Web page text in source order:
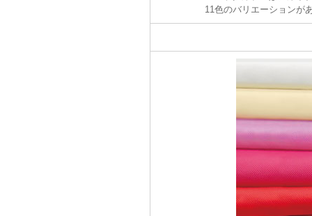
11色のバリエーションが